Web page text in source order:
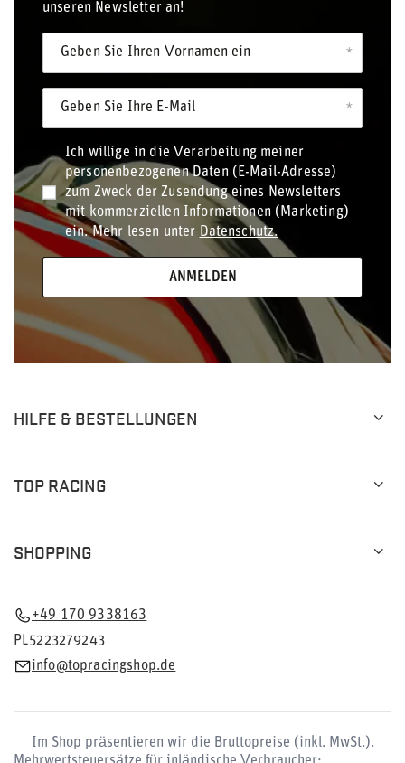
unseren Newsletter an!
Geben Sie Ihren Vornamen ein
Geben Sie Ihre E-Mail
Ich willige in die Verarbeitung meiner
personenbezogenen Daten (E-Mail-Adresse)
zum Zweck der Zusendung eines Newsletters
mit kommerziellen Informationen (Marketing)
ein. Mehr lesen unter Datenschutz.
ANMELDEN
HILFE & BESTELLUNGEN
TOP RACING
SHOPPING
+49 170 9338163
PL5223279243
info@topracingshop.de
Im Shop präsentieren wir die Bruttopreise (inkl. MwSt.).